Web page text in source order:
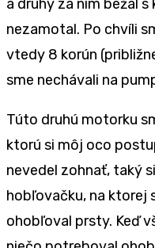
a druhý za ním bežal
nezamotal. Po chvíli
vtedy 8 korún
sme nechávali na
Túto druhú motorku
ktorú si môj oco
nevedel zohnať, taký
hobľovačku, na ktorej
ohobľoval prsty. Keď